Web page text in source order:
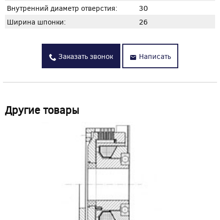
Внутренний диаметр отверстия:
30
Ширина шпонки:
26
Заказать звонок Написать
Другие товары